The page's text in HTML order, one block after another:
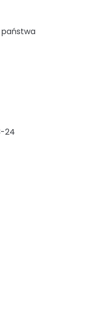
państwa
24